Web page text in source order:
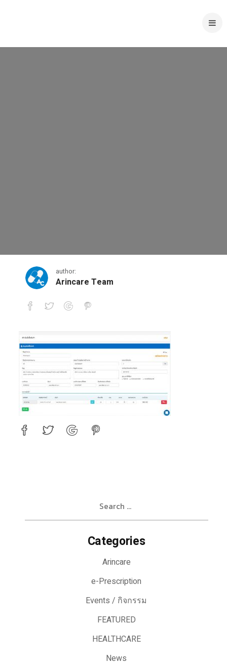
author:
Arincare Team
3
Categories
Arincare
e-Prescription
Events / กิจกรรม
FEATURED
HEALTHCARE
News